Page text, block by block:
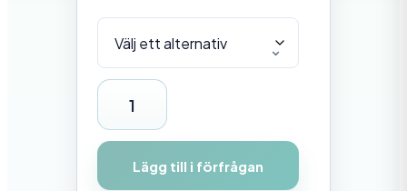
L
a
n
d
Lägg till i förfrågan